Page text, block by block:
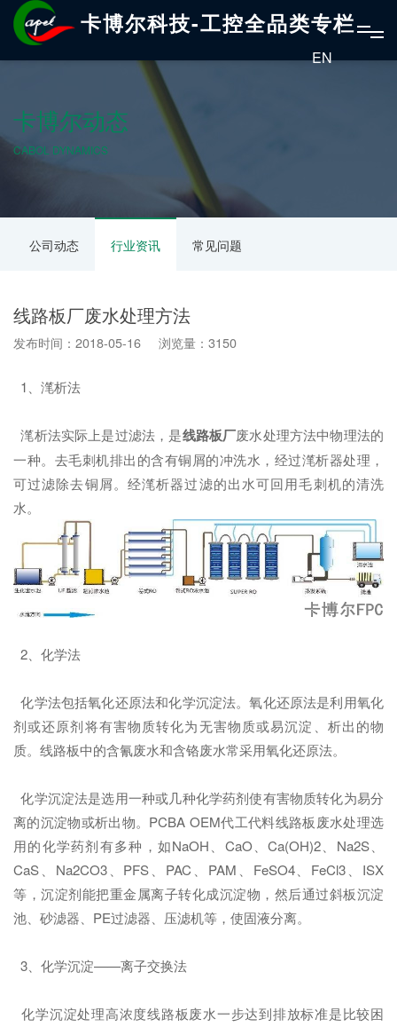
卡博尔科技-工控全品类专栏
EN
卡博尔动态
CABOL DYNAMICS
公司动态 行业资讯 常见问题
线路板厂废水处理方法
发布时间：2018-05-16 浏览量：3150
1、滗析法
滗析法实际上是过滤法，是线路板厂废水处理方法中物理法的
一种。去毛刺机排出的含有铜屑的冲洗水，经过滗析器处理，
可过滤除去铜屑。经滗析器过滤的出水可回用毛刺机的清洗
水。
2、化学法
化学法包括氧化还原法和化学沉淀法。氧化还原法是利用氧化
剂或还原剂将有害物质转化为无害物质或易沉淀、析出的物
质。线路板中的含氰废水和含铬废水常采用氧化还原法。
化学沉淀法是选用一种或几种化学药剂使有害物质转化为易分
离的沉淀物或析出物。PCBA OEM代工代料线路板废水处理选
用的化学药剂有多种，如NaOH、CaO、Ca(OH)2、Na2S、
CaS、Na2CO3、PFS、PAC、PAM、FeSO4、FeCl3、ISX
等，沉淀剂能把重金属离子转化成沉淀物，然后通过斜板沉淀
池、砂滤器、PE过滤器、压滤机等，使固液分离。
3、化学沉淀——离子交换法
化学沉淀处理高浓度线路板废水一步达到排放标准是比较困